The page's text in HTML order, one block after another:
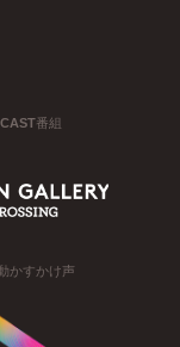
番組
かすかけ声